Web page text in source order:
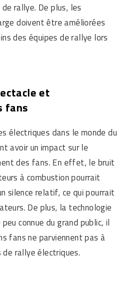
rallye. De plus, les
doivent être améliorées
des équipes de rallye lors
et
fans
électriques dans le monde du
avoir un impact sur le
des fans. En effet, le bruit
à combustion pourrait
silence relatif, ce qui pourrait
De plus, la technologie
connue du grand public, il
fans ne parviennent pas à
rallye électriques.